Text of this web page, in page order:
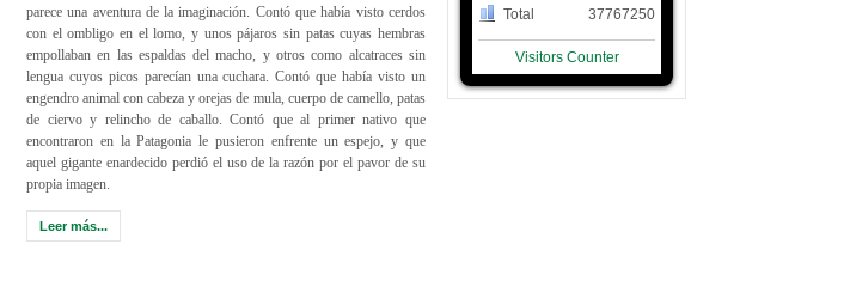
parece una aventura de la imaginación. Contó que había visto cerdos
con el ombligo en el lomo, y unos pájaros sin patas cuyas hembras
empollaban en las espaldas del macho, y otros como alcatraces sin
lengua cuyos picos parecían una cuchara. Contó que había visto un
engendro animal con cabeza y orejas de mula, cuerpo de camello, patas
de ciervo y relincho de caballo. Contó que al primer nativo que
encontraron en la Patagonia le pusieron enfrente un espejo, y que
aquel gigante enardecido perdió el uso de la razón por el pavor de su
propia imagen.
Leer más...
Total
37767250
Visitors Counter